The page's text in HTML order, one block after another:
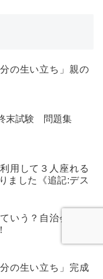
の生い立ち」親の
末試験 問題集
用して３人座れる
ました《追記:デス
いう？自治会の夜
の生い立ち」完成